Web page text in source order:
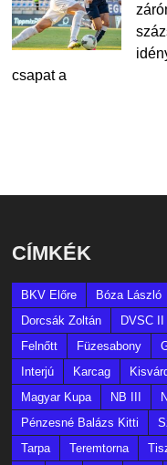
csapat a
CÍMKÉK
BKV Előre Bóza László
Dorcsák Zoltán
DVSC II
Felnőtt
Füzesabony
Interjú
Karcag
Magyar Kupa
NB III
Pénzesné Balázs Kitti
Tarpa
Teremtorna